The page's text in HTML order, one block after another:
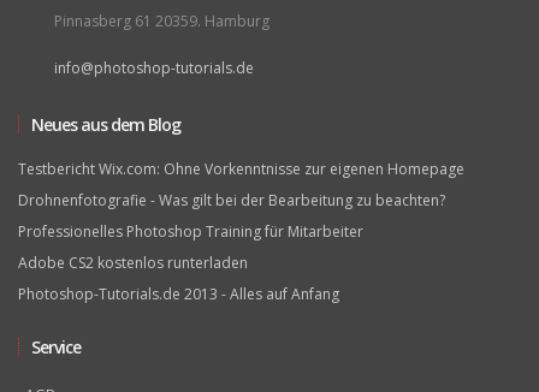
Pinnasberg 61 20359. Hamburg
info@photoshop-tutorials.de
Neues aus dem Blog
Testbericht Wix.com: Ohne Vorkenntnisse zur eigenen Homepage
Drohnenfotografie - Was gilt bei der Bearbeitung zu beachten?
Professionelles Photoshop Training für Mitarbeiter
Adobe CS2 kostenlos runterladen
Photoshop-Tutorials.de 2013 - Alles auf Anfang
Service